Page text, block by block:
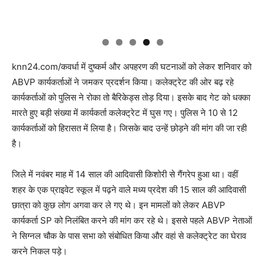
knn24.com/कवर्धा में दुष्कर्म और अपहरण की घटनाओं को लेकर शनिवार को
ABVP कार्यकर्ताओं ने जमकर प्रदर्शन किया। कलेक्ट्रेट की ओर बढ़ रहे
कार्यकर्ताओं को पुलिस ने रोका तो बैरिकेड्स तोड़ दिया। इसके बाद गेट को धक्का
मारते हुए बड़ी संख्या में कार्यकर्ता कलेक्ट्रेट में घुस गए। पुलिस ने 10 से 12
कार्यकर्ताओं को हिरासत में लिया है। जिसके बाद उन्हें छोड़ने की मांग की जा रही
है।
जिले में नवंबर माह में 14 साल की आदिवासी किशोरी से गैंगरेप हुआ था। वहीं
शहर के एक प्राइवेट स्कूल में पढ़ने वाले मध्य प्रदेश की 15 साल की आदिवासी
छात्रा को कुछ लोग अगवा कर ले गए थे। इन मामलों को लेकर ABVP
कार्यकर्ता SP को निलंबित करने की मांग कर रहे थे। इससे पहले ABVP नेताओं
ने सिग्नल चौक के पास सभा को संबोधित किया और वहां से कलेक्ट्रेट का घेराव
करने निकल पड़े।